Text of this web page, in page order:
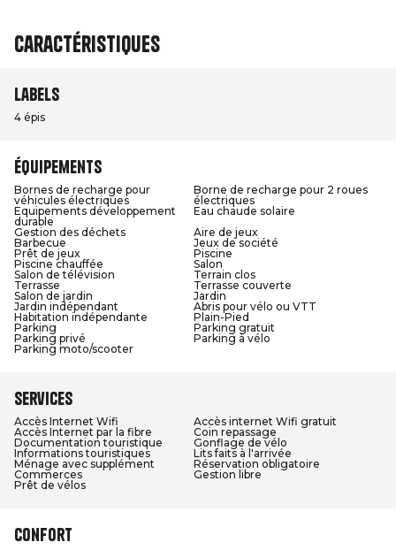
Caractéristiques
Labels
4 épis
Équipements
Bornes de recharge pour
véhicules électriques
Borne de recharge pour 2 roues
électriques
Equipements développement
durable
Eau chaude solaire
Gestion des déchets
Aire de jeux
Barbecue
Jeux de société
Prêt de jeux
Piscine
Piscine chauffée
Salon
Salon de télévision
Terrain clos
Terrasse
Terrasse couverte
Salon de jardin
Jardin
Jardin indépendant
Abris pour vélo ou VTT
Habitation indépendante
Plain-Pied
Parking
Parking gratuit
Parking privé
Parking à vélo
Parking moto/scooter
Services
Accès Internet Wifi
Accès internet Wifi gratuit
Accès Internet par la fibre
Coin repassage
Documentation touristique
Gonflage de vélo
Informations touristiques
Lits faits à l'arrivée
Ménage avec supplément
Réservation obligatoire
Commerces
Gestion libre
Prêt de vélos
Confort